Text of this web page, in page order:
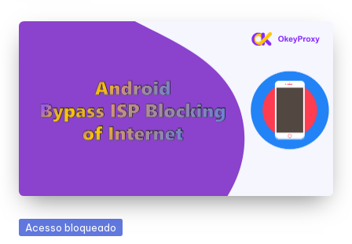
k
e
Publicado
Acesso bloqueado